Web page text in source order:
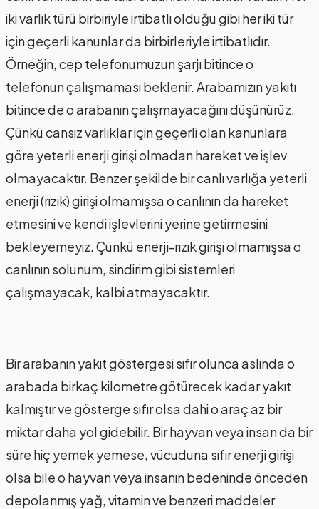
iki varlık türü birbiriyle irtibatlı olduğu gibi her iki tür
için geçerli kanunlar da birbirleriyle irtibatlıdır.
Örneğin, cep telefonumuzun şarjı bitince o
telefonun çalışmaması beklenir. Arabamızın yakıtı
bitince de o arabanın çalışmayacağını düşünürüz.
Çünkü cansız varlıklar için geçerli olan kanunlara
göre yeterli enerji girişi olmadan hareket ve işlev
olmayacaktır. Benzer şekilde bir canlı varlığa yeterli
enerji (rızık) girişi olmamışsa o canlının da hareket
etmesini ve kendi işlevlerini yerine getirmesini
bekleyemeyiz. Çünkü enerji-rızık girişi olmamışsa o
canlının solunum, sindirim gibi sistemleri
çalışmayacak, kalbi atmayacaktır.
Bir arabanın yakıt göstergesi sıfır olunca aslında o
arabada birkaç kilometre götürecek kadar yakıt
kalmıştır ve gösterge sıfır olsa dahi o araç az bir
miktar daha yol gidebilir. Bir hayvan veya insan da bir
süre hiç yemek yemese, vücuduna sıfır enerji girişi
olsa bile o hayvan veya insanın bedeninde önceden
depolanmış yağ, vitamin ve benzeri maddeler